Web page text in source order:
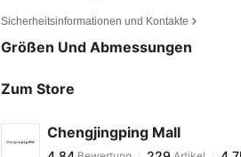
Sicherheitsinformationen und Kontakte
Größen Und Abmessungen
Zum Store
Chengjingping Mall
4,84
Bewertung 229